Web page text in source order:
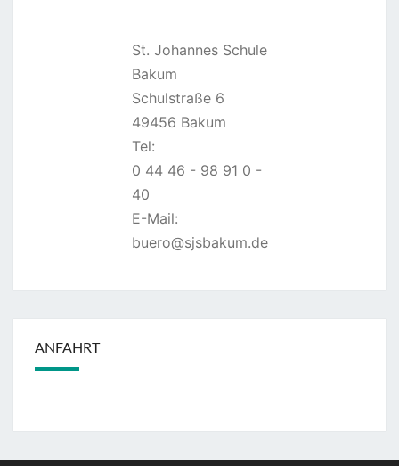
St. Johannes Schule
Bakum
Schulstraße 6
49456 Bakum
Tel:
0 44 46 - 98 91 0 -
40
E-Mail:
buero@sjsbakum.de
ANFAHRT